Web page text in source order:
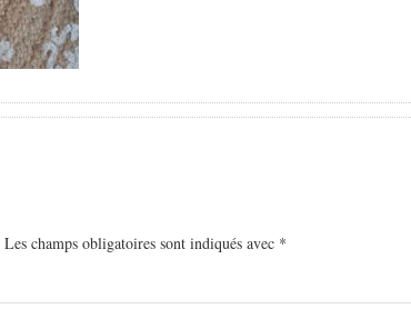
Les champs obligatoires sont indiqués avec *